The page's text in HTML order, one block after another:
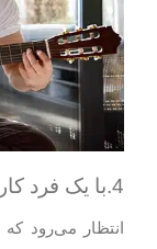
4.با یک فرد کار بلد به خرید بروید
انتظار می‌رود